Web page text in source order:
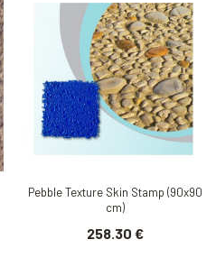
Pebble Texture Skin Stamp (90x90
cm)
258.30 €